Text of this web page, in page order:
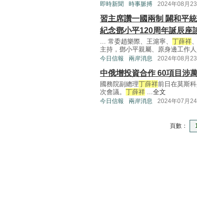
即時新聞 時事脈搏 2024年08月23
習主席讚一國兩制 闢和平
紀念鄧小平120周年誕辰座
... 常委趙樂際、王滬寧、 丁薛祥
主持，鄧小平親屬、原身邊工作
今日信報 兩岸消息 2024年08月23
中俄增投資合作 60項目涉
國務院副總理丁薛祥前日在莫斯
次會議。 丁薛祥 ...全文
今日信報 兩岸消息 2024年07月24
頁數：